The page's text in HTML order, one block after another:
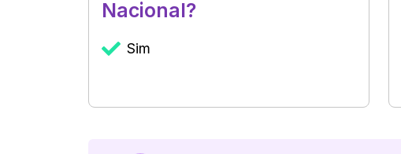
Nacional?
Sim